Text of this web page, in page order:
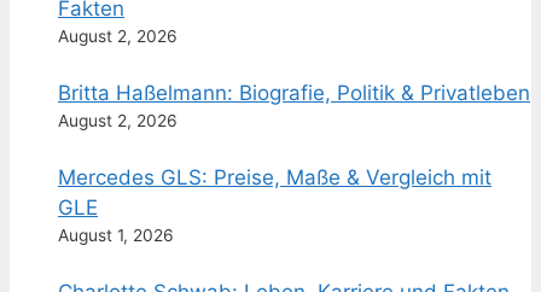
Fakten
August 2, 2026
Britta Haßelmann: Biografie, Politik & Privatleben
August 2, 2026
Mercedes GLS: Preise, Maße & Vergleich mit
GLE
August 1, 2026